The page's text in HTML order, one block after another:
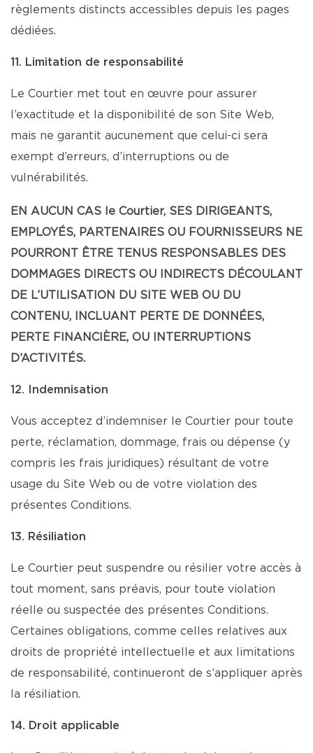
règlements distincts accessibles depuis les pages
dédiées.
11. Limitation de responsabilité
Le Courtier met tout en œuvre pour assurer
l’exactitude et la disponibilité de son Site Web,
mais ne garantit aucunement que celui-ci sera
exempt d’erreurs, d’interruptions ou de
vulnérabilités.
EN AUCUN CAS le Courtier, SES DIRIGEANTS,
EMPLOYÉS, PARTENAIRES OU FOURNISSEURS NE
POURRONT ÊTRE TENUS RESPONSABLES DES
DOMMAGES DIRECTS OU INDIRECTS DÉCOULANT
DE L’UTILISATION DU SITE WEB OU DU
CONTENU, INCLUANT PERTE DE DONNÉES,
PERTE FINANCIÈRE, OU INTERRUPTIONS
D’ACTIVITÉS.
12. Indemnisation
Vous acceptez d’indemniser le Courtier pour toute
perte, réclamation, dommage, frais ou dépense (y
compris les frais juridiques) résultant de votre
usage du Site Web ou de votre violation des
présentes Conditions.
13. Résiliation
Le Courtier peut suspendre ou résilier votre accès à
tout moment, sans préavis, pour toute violation
réelle ou suspectée des présentes Conditions.
Certaines obligations, comme celles relatives aux
droits de propriété intellectuelle et aux limitations
de responsabilité, continueront de s’appliquer après
la résiliation.
14. Droit applicable